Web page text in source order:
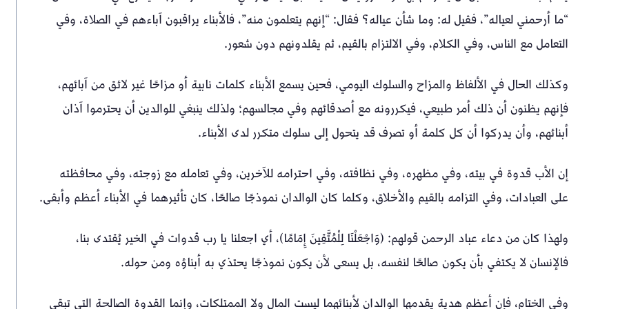
“ما أرحمني لعياله”، فقيل له: وما شأن عياله؟ فقال: “إنهم يتعلمون منه”، فالأبناء يراقبون آباءهم في الصلاة، وفي
التعامل مع الناس، وفي الكلام، وفي الالتزام بالقيم، ثم يقلدونهم دون شعور.
وكذلك الحال في الألفاظ والمزاح والسلوك اليومي، فحين يسمع الأبناء كلمات نابية أو مزاحًا غير لائق من آبائهم،
فإنهم يظنون أن ذلك أمر طبيعي، فيكررونه مع أصدقائهم وفي مجالسهم؛ ولذلك ينبغي للوالدين أن يحترموا آذان
أبنائهم، وأن يدركوا أن كل كلمة أو تصرف قد يتحول إلى سلوك متكرر لدى الأبناء.
إن الأب قدوة في بيته، وفي مظهره، وفي نظافته، وفي احترامه للآخرين، وفي تعامله مع زوجته، وفي محافظته
على العبادات، وفي التزامه بالقيم والأخلاق، وكلما كان الوالدان نموذجًا صالحًا، كان تأثيرهما في الأبناء أعظم وأبقى.
ولهذا كان من دعاء عباد الرحمن قولهم: ﴿وَاجْعَلْنَا لِلْمُتَّقِينَ إِمَامًا﴾، أي اجعلنا يا رب قدوات في الخير يُقتدى بنا،
فالإنسان لا يكتفي بأن يكون صالحًا لنفسه، بل يسعى لأن يكون نموذجًا يحتذي به أبناؤه ومن حوله.
وفي الختام، فإن أعظم هدية يقدمها الوالدان لأبنائهما ليست المال ولا الممتلكات، وإنما القدوة الصالحة التي تبقى